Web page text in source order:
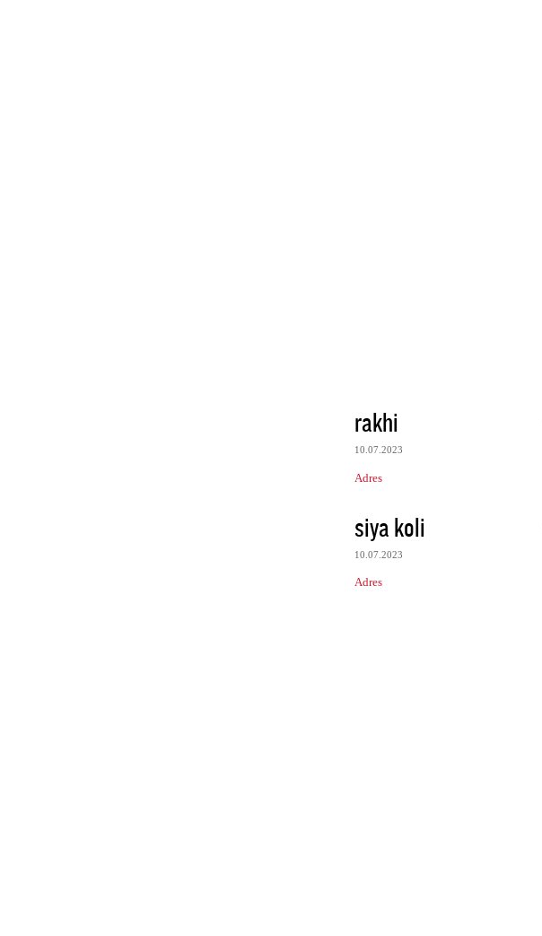
rakhi
10.07.2023
Adres
siya koli
10.07.2023
Adres